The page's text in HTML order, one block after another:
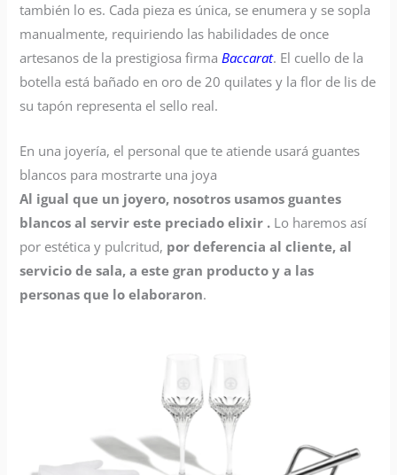
también lo es. Cada pieza es única, se enumera y se sopla
manualmente, requiriendo las habilidades de once
artesanos de la prestigiosa firmaBaccarat. El cuello de la
botella está bañado en oro de 20 quilates y la flor de lis de
su tapón representa el sello real.
En una joyería, el personal que te atiende usará guantes
blancos para mostrarte una joya
Al igual que un joyero, nosotros usamos guantes
blancos al servir este preciado elixir . Lo haremos así
por estética y pulcritud, por deferencia al cliente, al
servicio de sala, a este gran producto y a las
personas que lo elaboraron.